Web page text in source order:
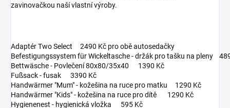
zavinovačkou naší vlastní výroby.
Adaptér Two Select 2490 Kč pro obě autosedačky
Befestigungssystem für Wickeltasche - držák pro tašku na pleny
Bettwäsche - Povlečení 80x80/35x40 1390 Kč
Fußsack - fusak 3390 Kč
Handwärmer "Mum" - kožešina na ruce pro matku 1290 Kč
Handwärmer "Kids" - kožešina na ruce pro dítě 1290 Kč
Hygienenest - hygienická vložka 595 Kč